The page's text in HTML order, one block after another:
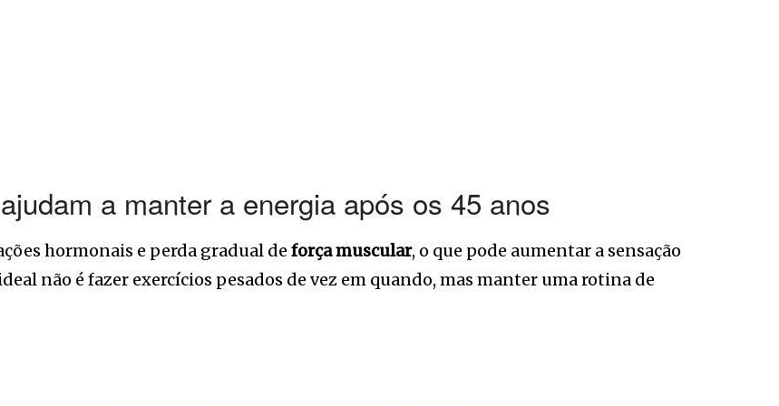
a manter a energia após os 45 anos
hormonais e perda gradual de força muscular, o que pode aumentar a sensação
não é fazer exercícios pesados de vez em quando, mas manter uma rotina de